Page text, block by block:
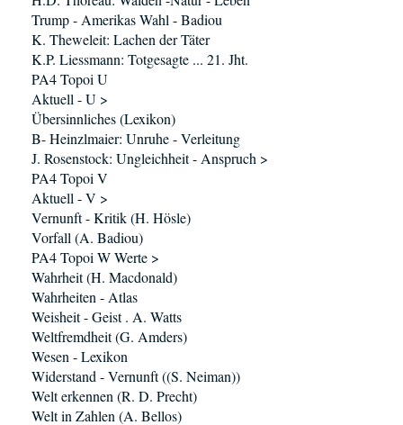
Trump - Amerikas Wahl - Badiou
K. Theweleit: Lachen der Täter
K.P. Liessmann: Totgesagte ... 21. Jht.
PA4 Topoi U
Aktuell - U >
Übersinnliches (Lexikon)
B- Heinzlmaier: Unruhe - Verleitung
J. Rosenstock: Ungleichheit - Anspruch >
PA4 Topoi V
Aktuell - V >
Vernunft - Kritik (H. Hösle)
Vorfall (A. Badiou)
PA4 Topoi W Werte >
Wahrheit (H. Macdonald)
Wahrheiten - Atlas
Weisheit - Geist . A. Watts
Weltfremdheit (G. Amders)
Wesen - Lexikon
Widerstand - Vernunft ((S. Neiman))
Welt erkennen (R. D. Precht)
Welt in Zahlen (A. Bellos)